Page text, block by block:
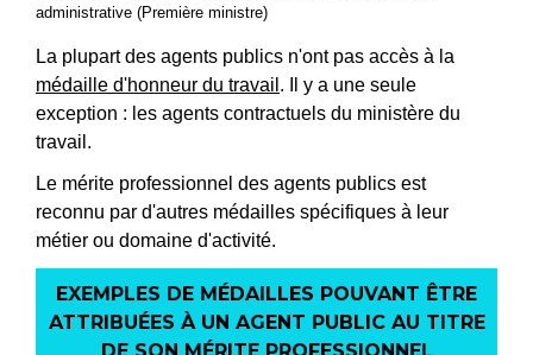
administrative (Première ministre)
La plupart des agents publics n'ont pas accès à la
médaille d'honneur du travail . Il y a une seule
exception : les agents contractuels du ministère du
travail.
Le mérite professionnel des agents publics est
reconnu par d'autres médailles spécifiques à leur
métier ou domaine d'activité.
EXEMPLES DE MÉDAILLES POUVANT ÊTRE
ATTRIBUÉES À UN AGENT PUBLIC AU TITRE